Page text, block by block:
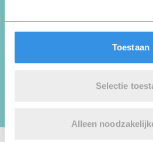
Toestaan
Selectie
Alleen